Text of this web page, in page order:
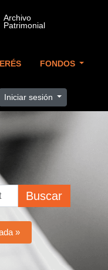
FONDOS
Iniciar sesión
Buscar
»